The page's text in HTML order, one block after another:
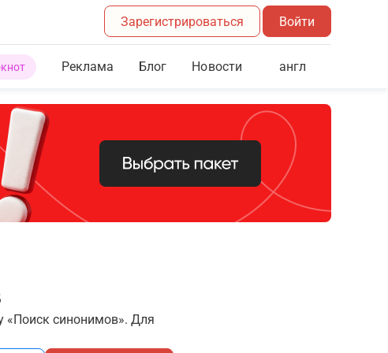
Зарегистрироваться Войти
Реклама Блог Новости англ
«Поиск синонимов». Для